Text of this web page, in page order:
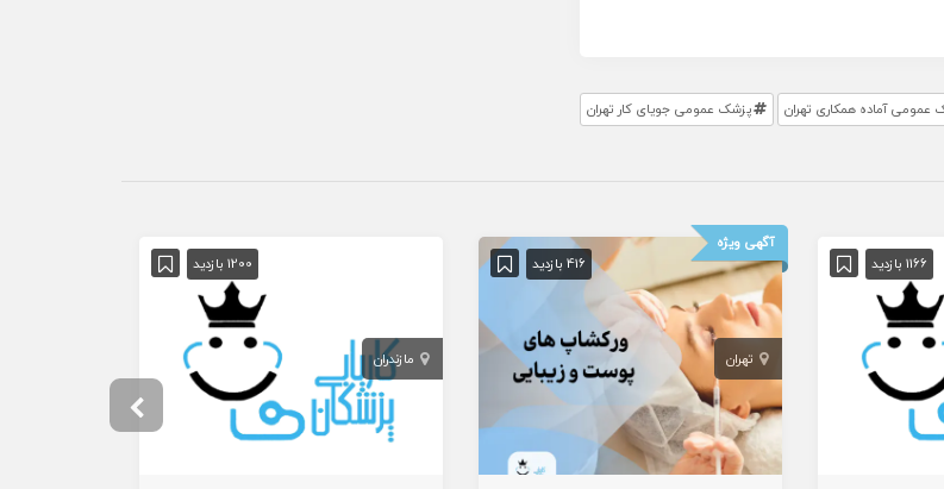
عمومی آماده همکاری تهران پزشک عمومی جویای کار تهران
1166 بازدید
آگهی ویژه
416 بازدید
تهران
1200 بازدید
مازندران